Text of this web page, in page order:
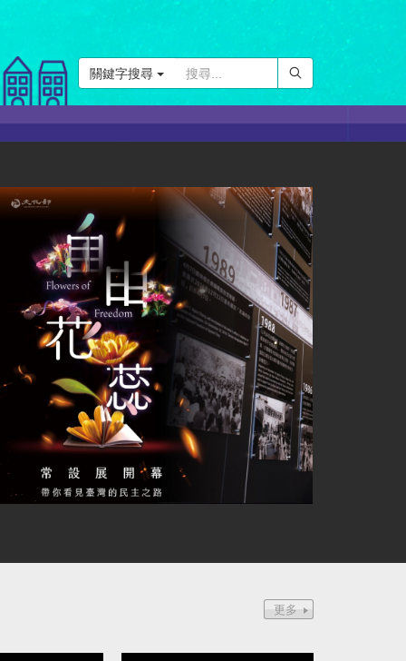
關鍵字搜尋
為中國發展組織 判8年定讞
波蘭前總理：台灣是
伴